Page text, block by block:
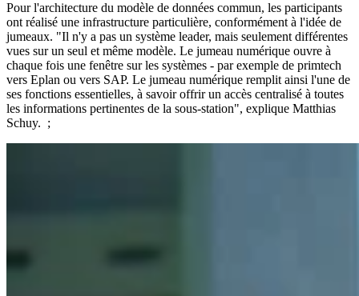
Pour l'architecture du modèle de données commun, les participants
ont réalisé une infrastructure particulière, conformément à l'idée de
jumeaux. "Il n'y a pas un système leader, mais seulement différentes
vues sur un seul et même modèle. Le jumeau numérique ouvre à
chaque fois une fenêtre sur les systèmes - par exemple de primtech
vers Eplan ou vers SAP. Le jumeau numérique remplit ainsi l'une de
ses fonctions essentielles, à savoir offrir un accès centralisé à toutes
les informations pertinentes de la sous-station", explique Matthias
Schuy. ;